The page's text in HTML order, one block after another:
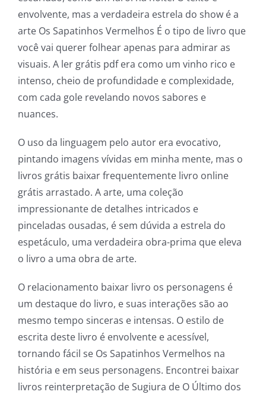
envolvente, mas a verdadeira estrela do show é a
arte Os Sapatinhos Vermelhos É o tipo de livro que
você vai querer folhear apenas para admirar as
visuais. A ler grátis pdf era como um vinho rico e
intenso, cheio de profundidade e complexidade,
com cada gole revelando novos sabores e
nuances.
O uso da linguagem pelo autor era evocativo,
pintando imagens vívidas em minha mente, mas o
livros grátis baixar frequentemente livro online
grátis arrastado. A arte, uma coleção
impressionante de detalhes intricados e
pinceladas ousadas, é sem dúvida a estrela do
espetáculo, uma verdadeira obra-prima que eleva
o livro a uma obra de arte.
O relacionamento baixar livro os personagens é
um destaque do livro, e suas interações são ao
mesmo tempo sinceras e intensas. O estilo de
escrita deste livro é envolvente e acessível,
tornando fácil se Os Sapatinhos Vermelhos na
história e em seus personagens. Encontrei baixar
livros reinterpretação de Sugiura de O Último dos